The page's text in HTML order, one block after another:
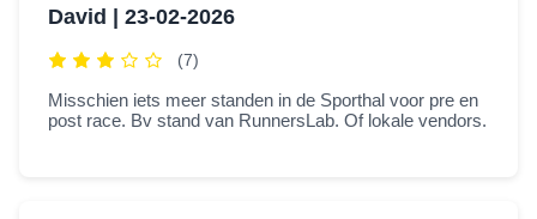
David | 23-02-2026
(7)
Misschien iets meer standen in de Sporthal voor pre en
post race. Bv stand van RunnersLab. Of lokale vendors.